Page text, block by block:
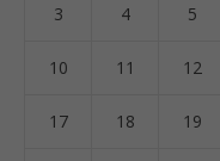
3 4 5
10 11 12
17 18 19